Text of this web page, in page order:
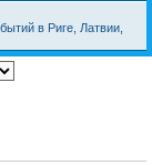
в Риге, Латвии,